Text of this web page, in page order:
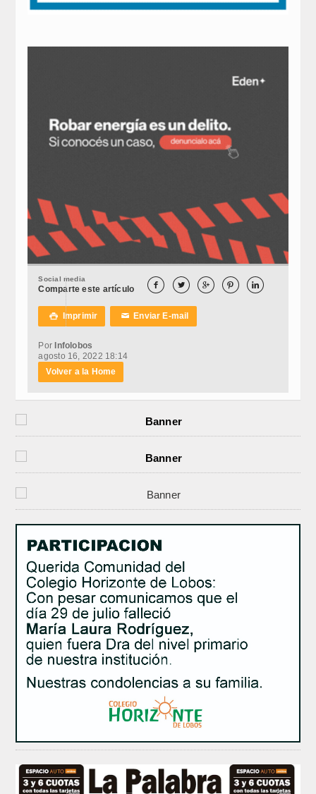
Social media
Comparte este artículo     
 Imprimir ✉Enviar E-mail
PorInfolobos
agosto 16, 2022 18:14
Volver a la Home